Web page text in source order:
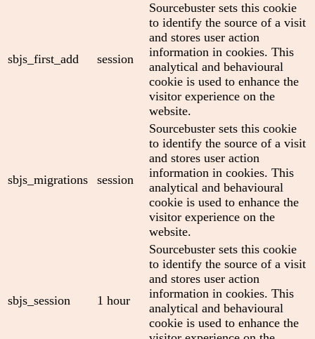
sbjs_first_add session
Sourcebuster sets this cookie
to identify the source of a visit
and stores user action
information in cookies. This
analytical and behavioural
cookie is used to enhance the
visitor experience on the
website.
sbjs_migrations session
Sourcebuster sets this cookie
to identify the source of a visit
and stores user action
information in cookies. This
analytical and behavioural
cookie is used to enhance the
visitor experience on the
website.
sbjs_session 1 hour
Sourcebuster sets this cookie
to identify the source of a visit
and stores user action
information in cookies. This
analytical and behavioural
cookie is used to enhance the